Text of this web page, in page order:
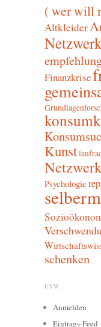
( wer will
Altkleider
Netzwerk
Finanzkrise
Kunst
Netzwerk
Psychologie
schenken
USW.
Anmelden
Eintrags-Feed